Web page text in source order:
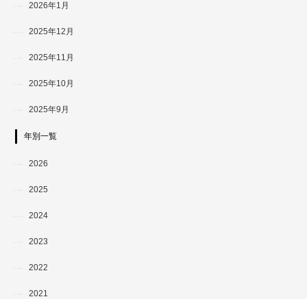
2026年1月
2025年12月
2025年11月
2025年10月
2025年9月
年別一覧
2026
2025
2024
2023
2022
2021